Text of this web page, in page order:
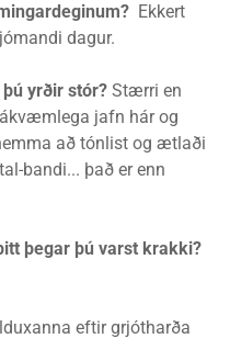
Ekkert
dagur.
yrðir stór? Stærri en
jafn hár og
að tónlist og ætlaði
bandi... það er enn
þegar þú varst krakki?
eftir grjótharða